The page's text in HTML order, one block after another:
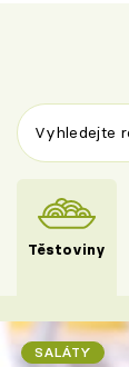
Těstoviny
SALÁTY